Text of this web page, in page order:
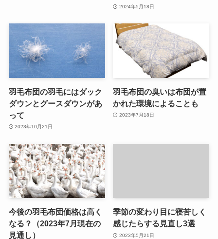
2024年5月18日
羽毛布団の羽毛にはダック
ダウンとグースダウンがあ
って
2023年10月21日
羽毛布団の臭いは布団が置
かれた環境によることも
2023年7月18日
今後の羽毛布団価格は高く
なる？（2023年7月現在の
見通し）
季節の変わり目に寝苦しく
感じたらする見直し3選
2023年5月21日